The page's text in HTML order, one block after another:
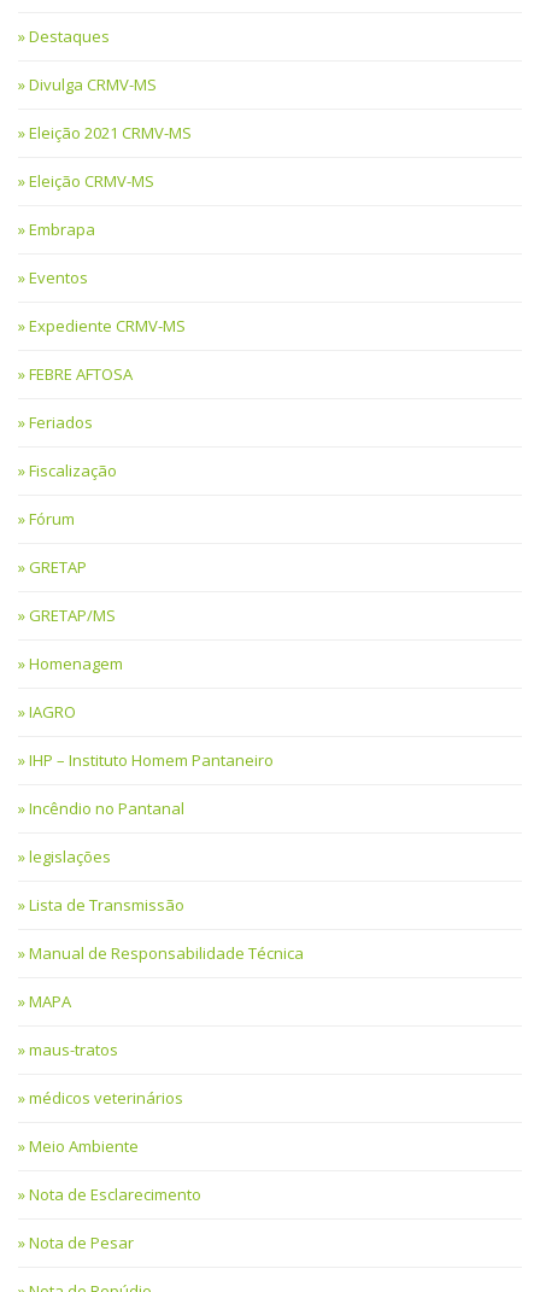
Destaques
Divulga CRMV-MS
Eleição 2021 CRMV-MS
Eleição CRMV-MS
Embrapa
Eventos
Expediente CRMV-MS
FEBRE AFTOSA
Feriados
Fiscalização
Fórum
GRETAP
GRETAP/MS
Homenagem
IAGRO
IHP – Instituto Homem Pantaneiro
Incêndio no Pantanal
legislações
Lista de Transmissão
Manual de Responsabilidade Técnica
MAPA
maus-tratos
médicos veterinários
Meio Ambiente
Nota de Esclarecimento
Nota de Pesar